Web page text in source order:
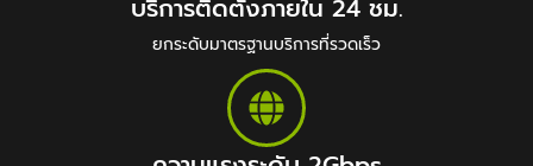
บริการติดตั้งภายใน 24 ชม.
ยกระดับมาตรฐานบริการที่รวดเร็ว